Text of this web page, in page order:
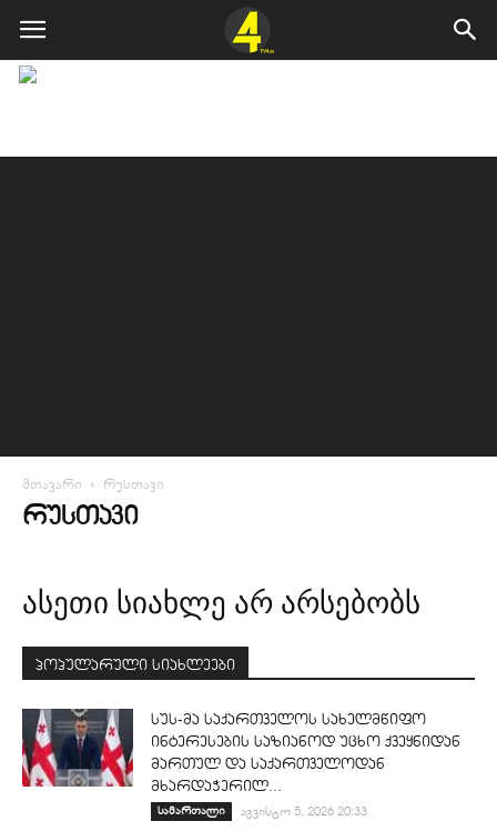
მთავარი რუსთავი
ᲠᲣᲡᲗᲐᲕᲘ
ასეთი სიახლე არ არსებობს
პოპულარული სიახლეები
სუს-მა საქართველოს სახელმწიფო
ინტერესების საზიანოდ უცხო ქვეყნიდან
მართულ და საქართველოდან
მხარდაჭერილ...
სამართალი აგვისტო 5, 2026 20:33